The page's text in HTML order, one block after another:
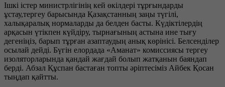
Ішкі істер министрлігінің кей өкілдері тұрғындарды
ұстау,тергеу барысында Қазақстанның заңы түгілі,
халықаралық нормаларды да белден басты. Күдіктілердің
арқасын үтікпен күйдіру, тырнағының астына ине тығу
дегеніңіз, барып тұрған азаптаудың анық көрінісі. Белсенділер
осылай дейді. Бүгін елордада «Аманат» комиссиясы тергеу
изоляторларында қандай жағдай болып жатқанын баяндап
берді. Абзал Құспан бастаған топты әріптесіміз Айбек Қосан
тыңдап қайтты.